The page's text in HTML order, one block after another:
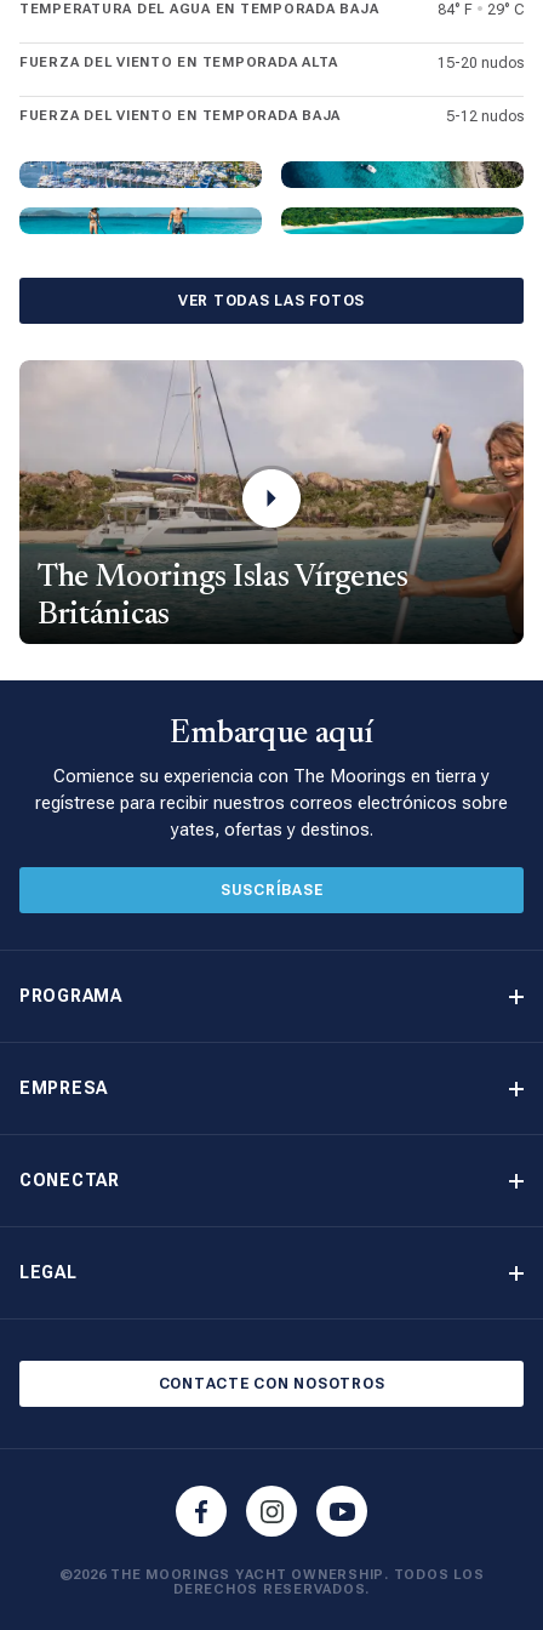
TEMPERATURA DEL AGUA EN TEMPORADA BAJA 84° F •29° C
FUERZA DEL VIENTO EN TEMPORADA ALTA 15-20 nudos
FUERZA DEL VIENTO EN TEMPORADA BAJA 5-12 nudos
VER TODAS LAS FOTOS
The Moorings Islas Vírgenes
Británicas
Embarque aquí
Comience su experiencia con The Moorings en tierra y
regístrese para recibir nuestros correos electrónicos sobre
yates, ofertas y destinos.
SUSCRÍBASE
PROGRAMA
EMPRESA
CONECTAR
LEGAL
CONTACTE CON NOSOTROS
©2026 THE MOORINGS YACHT OWNERSHIP. TODOS LOS
DERECHOS RESERVADOS.